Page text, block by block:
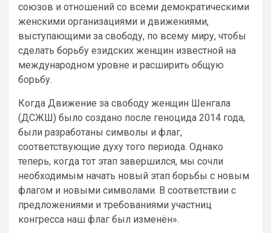
союзов и отношений со всеми демократическими
женскими организациями и движениями,
выступающими за свободу, по всему миру, чтобы
сделать борьбу езидских женщин известной на
международном уровне и расширить общую
борьбу.
Когда Движение за свободу женщин Шенгала
(ДСЖШ) было создано после геноцида 2014 года,
были разработаны символы и флаг,
соответствующие духу того периода. Однако
теперь, когда тот этап завершился, мы сочли
необходимым начать новый этап борьбы с новым
флагом и новыми символами. В соответствии с
предложениями и требованиями участниц
конгресса наш флаг был изменён».